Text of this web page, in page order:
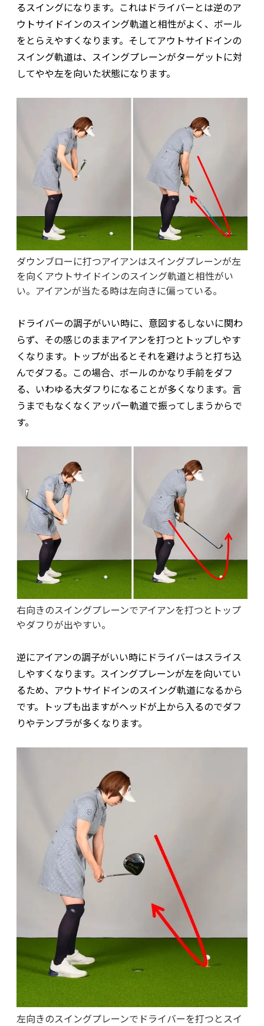
るスイングになります。これはドライバーとは逆のア
ウトサイドインのスイング軌道と相性がよく、ボール
をとらえやすくなります。そしてアウトサイドインの
スイング軌道は、スイングプレーンがターゲットに対
してやや左を向いた状態になります。
ダウンブローに打つアイアンはスイングプレーンが左
を向くアウトサイドインのスイング軌道と相性がい
い。アイアンが当たる時は左向きに偏っている。
ドライバーの調子がいい時に、意図するしないに関わ
らず、その感じのままアイアンを打つとトップしやす
くなります。トップが出るとそれを避けようと打ち込
んでダフる。この場合、ボールのかなり手前をダフ
る、いわゆる大ダフりになることが多くなります。言
うまでもなくなくアッパー軌道で振ってしまうからで
す。
右向きのスイングプレーンでアイアンを打つとトップ
やダフりが出やすい。
逆にアイアンの調子がいい時にドライバーはスライス
しやすくなります。スイングプレーンが左を向いてい
るため、アウトサイドインのスイング軌道になるから
です。トップも出ますがヘッドが上から入るのでダフ
りやテンプラが多くなります。
左向きのスイングプレーンでドライバーを打つとスイ